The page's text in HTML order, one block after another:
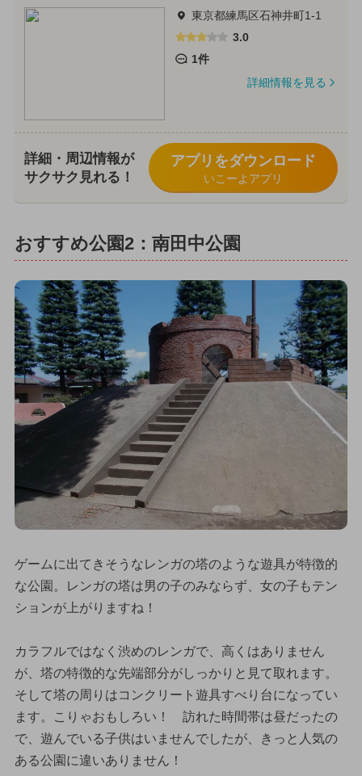
東京都練馬区石神井町1-1
3.0
1件
詳細情報を見る
詳細・周辺情報が
サクサク見れる！
アプリをダウンロード
いこーよアプリ
おすすめ公園2：南田中公園
ゲームに出てきそうなレンガの塔のような遊具が特徴的
な公園。レンガの塔は男の子のみならず、女の子もテン
ションが上がりますね！
カラフルではなく渋めのレンガで、高くはありません
が、塔の特徴的な先端部分がしっかりと見て取れます。
そして塔の周りはコンクリート遊具すべり台になってい
ます。こりゃおもしろい！ 訪れた時間帯は昼だったの
で、遊んでいる子供はいませんでしたが、きっと人気の
ある公園に違いありません！